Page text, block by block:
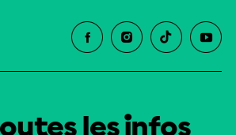
les infos